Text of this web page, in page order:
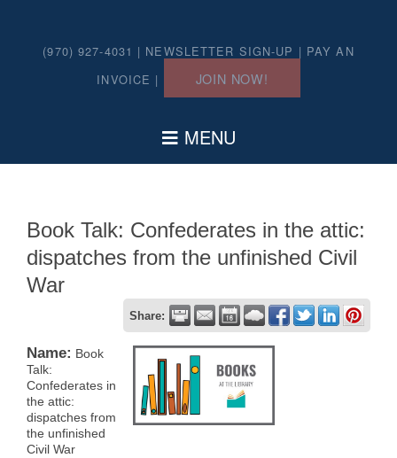
(970) 927-4031 | NEWSLETTER SIGN-UP | PAY AN
INVOICE | JOIN NOW!
Book Talk: Confederates in the attic:
dispatches from the unfinished Civil
War
Share:
Name: Book
Talk:
Confederates in
the attic:
dispatches from
the unfinished
Civil War